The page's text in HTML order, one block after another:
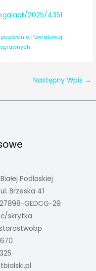
2025/4351
Powiatowej
Następny Wpis →
Podlaskiej
Brzeska 41
GEDCG-29
skrytka